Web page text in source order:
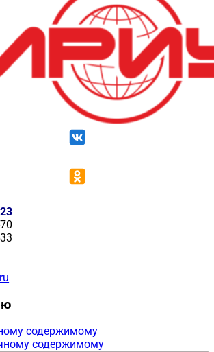
содержимому
содержимому